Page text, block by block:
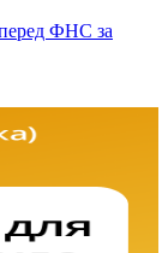
перед ФНС за